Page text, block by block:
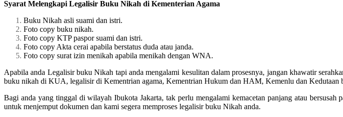
Syarat Melengkapi Legalisir Buku Nikah di Kementerian Agama
Buku Nikah asli suami dan istri.
Foto copy buku nikah.
Foto copy KTP paspor suami dan istri.
Foto copy Akta cerai apabila berstatus duda atau janda.
Foto copy surat izin menikah apabila menikah dengan WNA.
Apabila anda Legalisir buku Nikah tapi anda mengalami kesulitan dalam prosesnya, jangan khawatir
buku nikah di KUA, legalisir di Kementrian agama, Kementrian Hukum dan HAM, Kemenlu dan Kedutaan
Bagi anda yang tinggal di wilayah Ibukota Jakarta, tak perlu mengalami kemacetan panjang atau
untuk menjemput dokumen dan kami segera memproses legalisir buku Nikah anda.